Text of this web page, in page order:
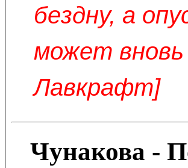
бездну, а
может
Лавкрафт]
Чунакова -